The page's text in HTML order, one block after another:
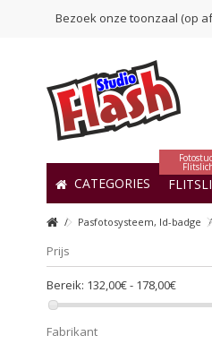
Bezoek onze toonzaal (op
CATEGORIES
Pasfotosysteem, Id-badge
Prijs
Bereik: 132,00€ - 178,00€
Fabrikant